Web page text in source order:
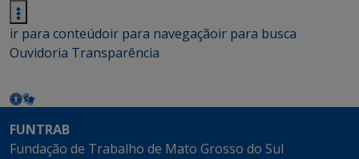
ir para conteúdoir para navegaçãoir para busca
Ouvidoria Transparência
FUNTRAB
Fundação de Trabalho de Mato Grosso do Sul